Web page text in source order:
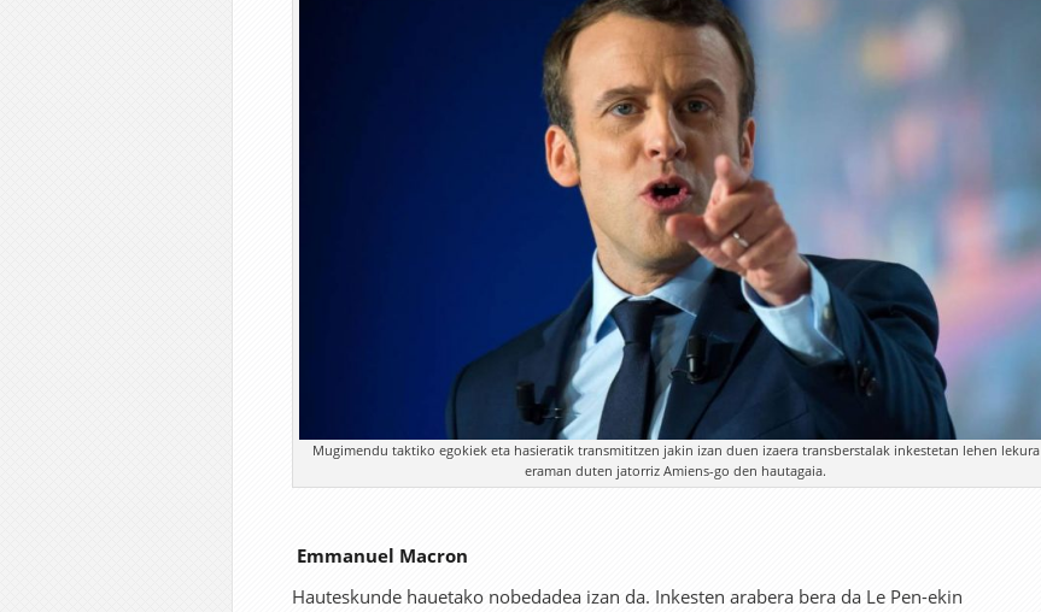
Mugimendu taktiko egokiek eta hasieratik transmititzen jakin izan duen izaera transberstalak inkestetan lehen lekura
eraman duten jatorriz Amiens-go den hautagaia.
Emmanuel Macron
Hauteskunde hauetako nobedadea izan da. Inkesten arabera bera da Le Pen-ekin